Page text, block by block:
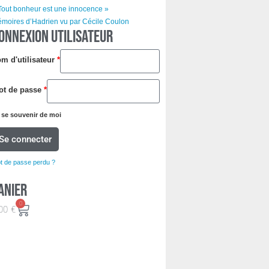
bonheur est une innocence »
d’Hadrien vu par Cécile Coulon
UTILISATEUR
d'utilisateur *
de passe *
se souvenir de moi
connecter
de passe perdu ?
€
0